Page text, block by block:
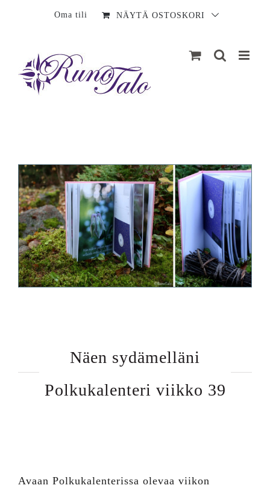
Oma tili NÄYTÄ OSTOSKORI
Näen sydämelläni
Polkukalenteri viikko 39
Avaan Polkukalenterissa olevaa viikon